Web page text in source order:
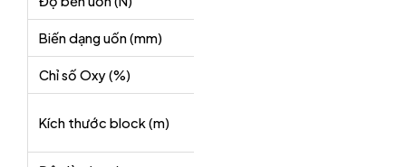
Biến dạng uốn (mm)
Chỉ số Oxy (%)
Kích thước block (m)